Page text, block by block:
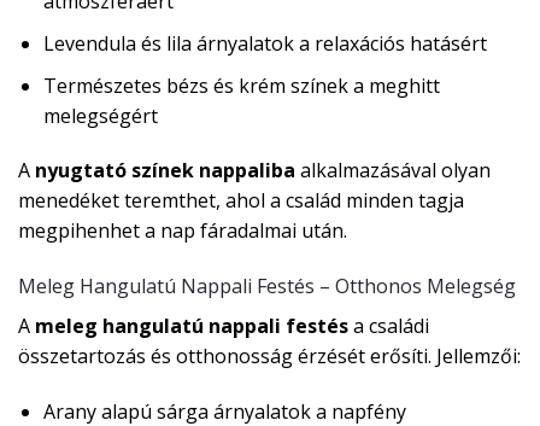
Levendula és lila árnyalatok a relaxációs hatásért
Természetes bézs és krém színek a meghitt
melegségért
A nyugtató színek nappaliba alkalmazásával olyan
menedéket teremthet, ahol a család minden tagja
megpihenhet a nap fáradalmai után.
Meleg Hangulatú Nappali Festés – Otthonos Melegség
A meleg hangulatú nappali festésa családi
összetartozás és otthonosság érzését erősíti. Jellemzői:
Arany alapú sárga árnyalatok a napfény